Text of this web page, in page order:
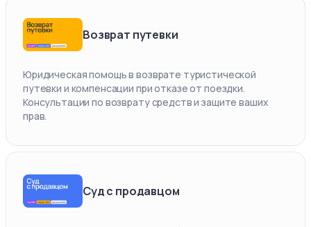
Возврат путевки
Юридическая помощь в возврате туристической
путевки и компенсации при отказе от поездки.
Консультации по возврату средств и защите ваших
прав.
Суд с продавцом